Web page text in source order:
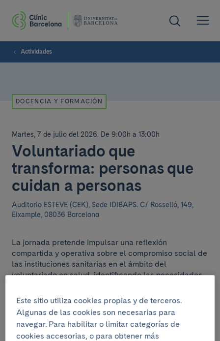
Actividades
DOCENCIA Y FORMACIÓN
Martes, 7 de julio del 2026. De 9:00h a 13:00h
Voluntariado que
transforma: personas que
cuidan a personas
Auditorio ESTEVE (CEK), Sede IDIBAPS. C/ Rosselló, 149,
Eixample, 08036 Barcelona
La jornada pretende impulsar una reflexión
compartida y operativa sobre el compromiso social de
las instituciones sanitarias en el ámbito del
voluntariado en salud, identificando las necesidades
y definiendo líneas de acción que permitan responder
a retos como la longevidad de la población, la
soledad no deseada y los nuevos modelos
asistenciales.
Este sitio utiliza cookies propias y de terceros.
Algunas de las cookies son necesarias para
navegar. Para habilitar o limitar categorías de
cookies accesorias, o para obtener más